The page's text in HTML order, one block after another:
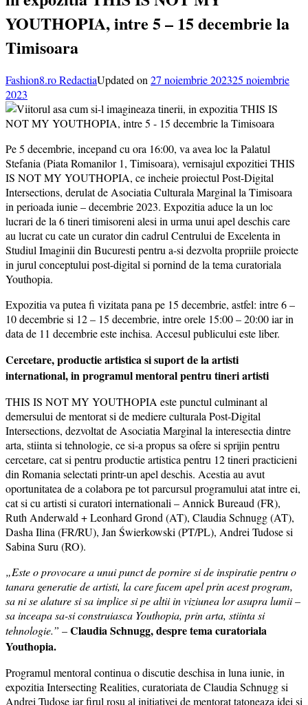
YOUTHOPIA, intre 5 – 15 decembrie la
Timisoara
Fashion8.ro RedactiaUpdated on27 noiembrie 202325 noiembrie
2023
Pe 5 decembrie, incepand cu ora 16:00, va avea loc la Palatul
Stefania (Piata Romanilor 1, Timisoara), vernisajul expozitiei THIS
IS NOT MY YOUTHOPIA, ce incheie proiectul Post-Digital
Intersections, derulat de Asociatia Culturala Marginal la Timisoara
in perioada iunie – decembrie 2023. Expozitia aduce la un loc
lucrari de la 6 tineri timisoreni alesi in urma unui apel deschis care
au lucrat cu cate un curator din cadrul Centrului de Excelenta in
Studiul Imaginii din Bucuresti pentru a-si dezvolta propriile proiecte
in jurul conceptului post-digital si pornind de la tema curatoriala
Youthopia.
Expozitia va putea fi vizitata pana pe 15 decembrie, astfel: intre 6 –
10 decembrie si 12 – 15 decembrie, intre orele 15:00 – 20:00 iar in
data de 11 decembrie este inchisa. Accesul publicului este liber.
Cercetare, productie artistica si suport de la artisti
international, in programul mentoral pentru tineri artisti
THIS IS NOT MY YOUTHOPIA este punctul culminant al
demersului de mentorat si de mediere culturala Post-Digital
Intersections, dezvoltat de Asociatia Marginal la interesectia dintre
arta, stiinta si tehnologie, ce si-a propus sa ofere si sprijin pentru
cercetare, cat si pentru productie artistica pentru 12 tineri practicieni
din Romania selectati printr-un apel deschis. Acestia au avut
oportunitatea de a colabora pe tot parcursul programului atat intre ei,
cat si cu artisti si curatori internationali – Annick Bureaud (FR),
Ruth Anderwald + Leonhard Grond (AT), Claudia Schnugg (AT),
Dasha Ilina (FR/RU), Jan Świerkowski (PT/PL), Andrei Tudose si
Sabina Suru (RO).
„Este o provocare a unui punct de pornire si de inspiratie pentru o
tanara generatie de artisti, la care facem apel prin acest program,
sa ni se alature si sa implice si pe altii in viziunea lor asupra lumii –
sa inceapa sa-si construiasca Youthopia, prin arta, stiinta si
tehnologie.” –Claudia Schnugg, despre tema curatoriala
Youthopia.
Programul mentoral continua o discutie deschisa in luna iunie, in
expozitia Intersecting Realities, curatoriata de Claudia Schnugg si
Andrei Tudose iar firul rosu al initiativei de mentorat tatoneaza idei si